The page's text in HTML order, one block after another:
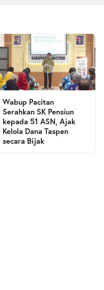
Wabup Pacitan
Serahkan SK Pensiun
kepada 51 ASN, Ajak
Kelola Dana Taspen
secara Bijak